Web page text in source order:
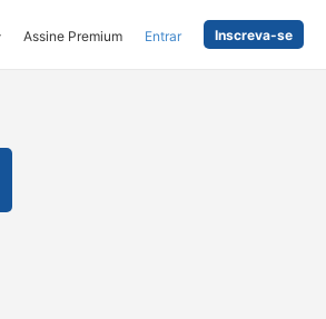
Assine Premium Entrar Inscreva-se